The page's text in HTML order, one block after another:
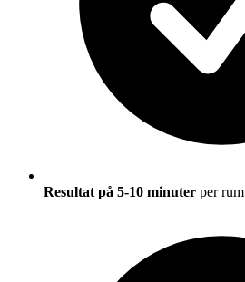
Resultat på 5-10 minuter per rum